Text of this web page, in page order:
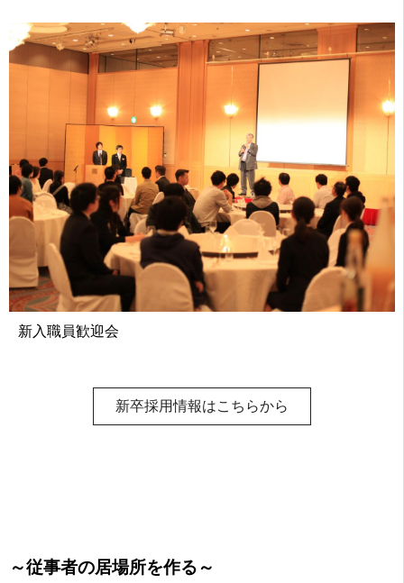
新入職員歓迎会
新卒採用情報はこちらから
～従事者の居場所を作る～